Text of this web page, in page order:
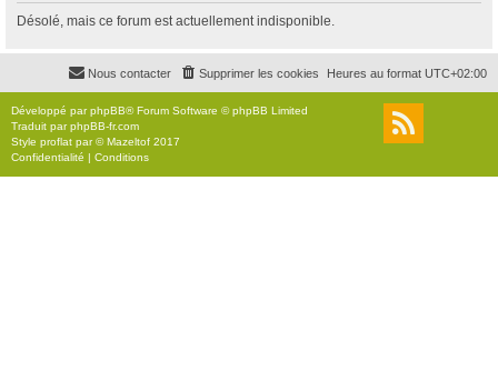
r
c
r
Désolé, mais ce forum est actuellement indisponible.
Heures au format UTC+02:00
Supprimer les cookies
Nous contacter
Développé parphpBB® Forum Software © phpBB Limited
Traduit parphpBB-fr.com
Style proflat par ©Mazeltof 2017
Confidentialité | Conditions